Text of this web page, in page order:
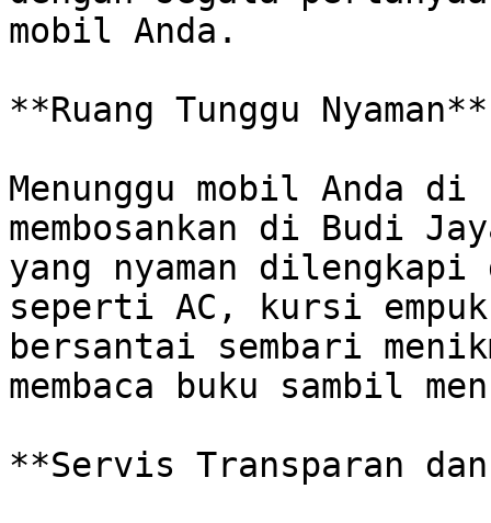
mobil Anda.
**Ruang Tunggu Nyaman**
Menunggu mobil Anda
membosankan di Budi
yang nyaman
seperti AC, kursi
bersantai sembari
membaca buku sambil
**Servis Transparan